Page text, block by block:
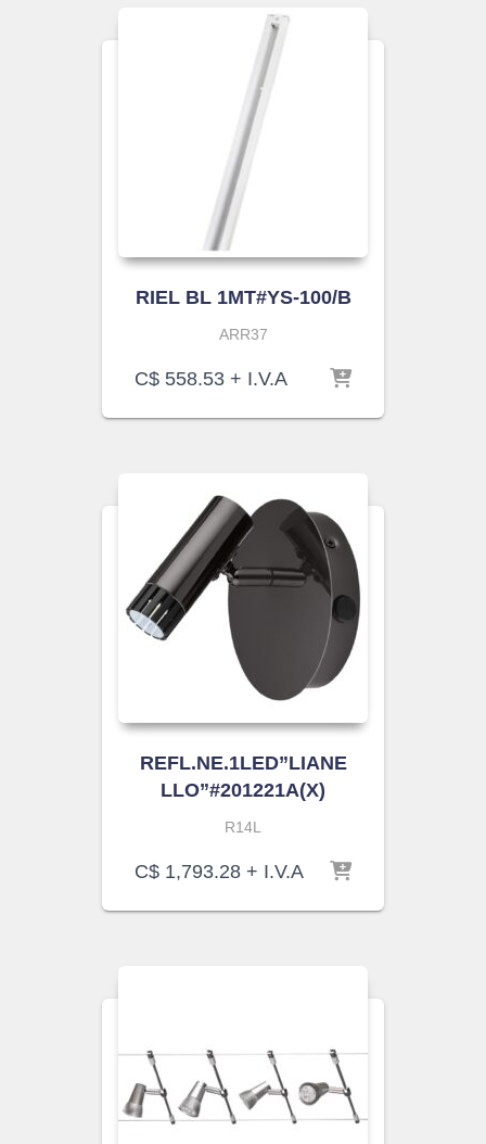
RIEL BL 1MT#YS-100/B
ARR37
C$ 558.53 + I.V.A
REFL.NE.1LED”LIANE
LLO”#201221A(X)
R14L
C$ 1,793.28 + I.V.A